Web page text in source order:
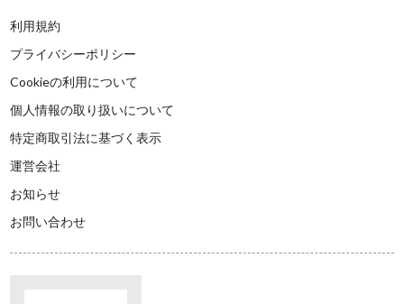
利用規約
プライバシーポリシー
Cookieの利用について
個人情報の取り扱いについて
特定商取引法に基づく表示
運営会社
お知らせ
お問い合わせ